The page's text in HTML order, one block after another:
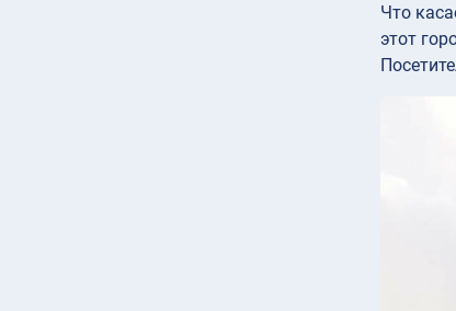
Что
этот